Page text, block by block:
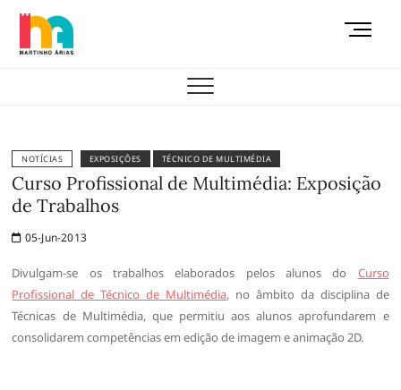
Skip
content
M
t
o
NOTÍCIAS EXPOSIÇÕES TÉCNICO DE MULTIMÉDIA
Curso Profissional de Multimédia: Exposição
de Trabalhos
05-Jun-2013
Divulgam-se os trabalhos elaborados pelos alunos do Curso
Profissional de Técnico de Multimédia, no âmbito da disciplina de
Técnicas de Multimédia, que permitiu aos alunos aprofundarem e
consolidarem competências em edição de imagem e animação 2D.